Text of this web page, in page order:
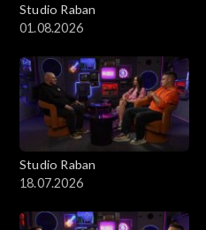
Studio Raban
01.08.2026
Studio Raban
18.07.2026